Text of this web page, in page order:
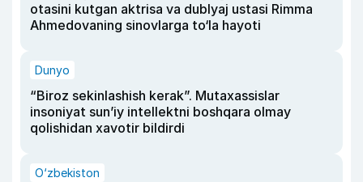
otasini kutgan aktrisa va dublyaj ustasi Rimma
Ahmedovaning sinovlarga to‘la hayoti
Dunyo
“Biroz sekinlashish kerak”. Mutaxassislar
insoniyat sun’iy intellektni boshqara olmay
qolishidan xavotir bildirdi
O‘zbekiston